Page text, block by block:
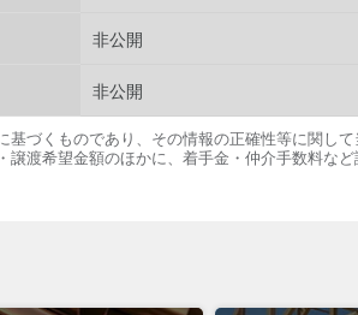
非公開
非公開
づくものであり、その情報の正確性等に関し
渡希望金額のほかに、着手金・仲介手数料など